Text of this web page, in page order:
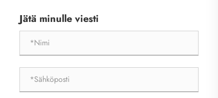
Jätä minulle viesti